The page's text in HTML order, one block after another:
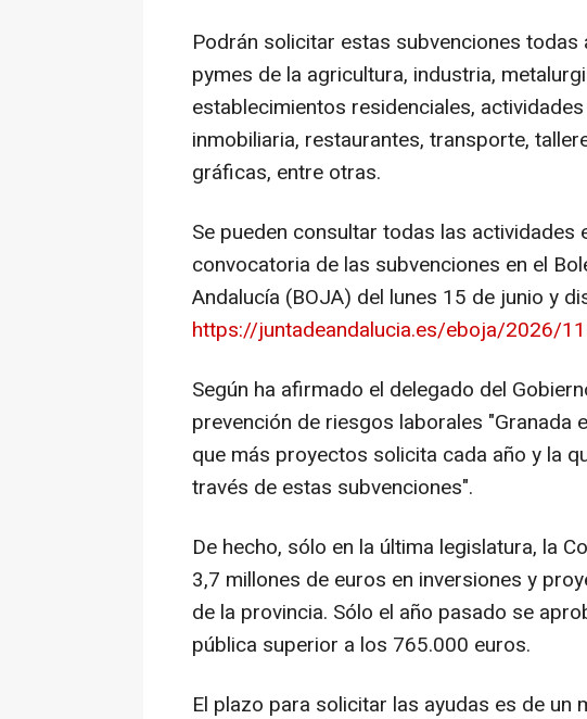
Podrán solicitar estas subvenciones
pymes de la agricultura, industria,
establecimientos residenciales,
inmobiliaria, restaurantes, transporte,
gráficas, entre otras.
Se pueden consultar todas las actividades
convocatoria de las subvenciones en el
Andalucía (BOJA) del lunes 15 de junio y
https://juntadeandalucia.es/eboja/2026/
Según ha afirmado el delegado del
prevención de riesgos laborales "Granada
que más proyectos solicita cada año y la
través de estas subvenciones".
De hecho, sólo en la última legislatura, la
3,7 millones de euros en inversiones y
de la provincia. Sólo el año pasado se
pública superior a los 765.000 euros.
El plazo para solicitar las ayudas es de un